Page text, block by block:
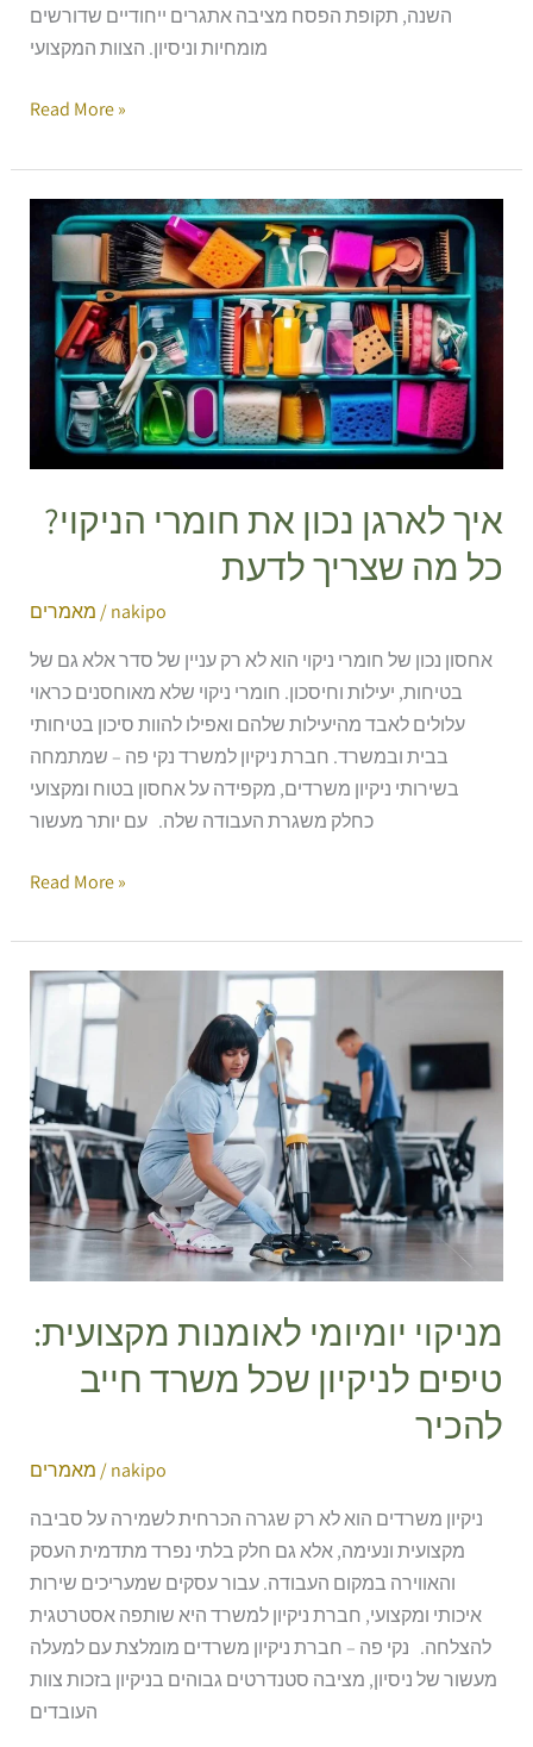
השנה, תקופת הפסח מציבה אתגרים ייחודיים שדורשים
מומחיות וניסיון. הצוות המקצועי
Read More »
איך לארגן נכון את חומרי הניקוי?
כל מה שצריך לדעת
מאמרים /nakipo
אחסון נכון של חומרי ניקוי הוא לא רק עניין של סדר אלא גם של
בטיחות, יעילות וחיסכון. חומרי ניקוי שלא מאוחסנים כראוי
עלולים לאבד מהיעילות שלהם ואפילו להוות סיכון בטיחותי
בבית ובמשרד. חברת ניקיון למשרד נקי פה – שמתמחה
בשירותי ניקיון משרדים, מקפידה על אחסון בטוח ומקצועי
כחלק משגרת העבודה שלה. עם יותר מעשור
לארגן
נכון
חומרי
הניקוי?
שצריך
לדעת
Read More »
מניקוי יומיומי לאומנות מקצועית:
טיפים לניקיון שכל משרד חייב
להכיר
מאמרים /nakipo
ניקיון משרדים הוא לא רק שגרה הכרחית לשמירה על סביבה
מקצועית ונעימה, אלא גם חלק בלתי נפרד מתדמית העסק
והאווירה במקום העבודה. עבור עסקים שמעריכים שירות
איכותי ומקצועי, חברת ניקיון למשרד היא שותפה אסטרטגית
להצלחה. נקי פה – חברת ניקיון משרדים מומלצת עם למעלה
מעשור של ניסיון, מציבה סטנדרטים גבוהים בניקיון בזכות צוות
העובדים
מניקוי
יומיומי
לאומנות
מקצועית:
טיפים
לניקיון
שכל
משרד
חייב
להכיר